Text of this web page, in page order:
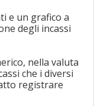
e un grafico a
degli incassi
nella valuta
che i diversi
registrare